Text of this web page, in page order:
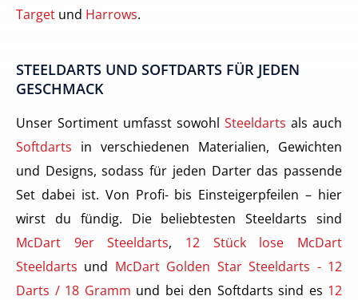
Target und Harrows.
STEELDARTS UND SOFTDARTS FÜR JEDEN
GESCHMACK
Unser Sortiment umfasst sowohl Steeldarts als auch
Softdarts in verschiedenen Materialien, Gewichten
und Designs, sodass für jeden Darter das passende
Set dabei ist. Von Profi- bis Einsteigerpfeilen – hier
wirst du fündig. Die beliebtesten Steeldarts sind
McDart 9er Steeldarts, 12 Stück lose McDart
Steeldarts und McDart Golden Star Steeldarts - 12
Darts / 18 Gramm und bei den Softdarts sind es 12